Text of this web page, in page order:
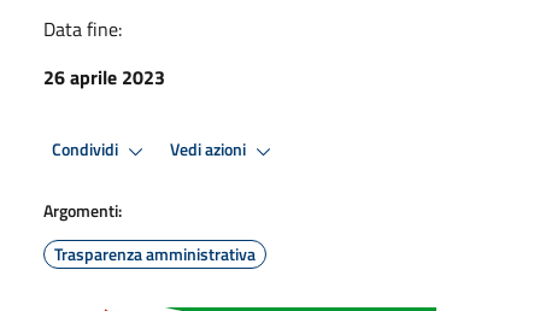
Data fine:
26 aprile 2023
Condividi Vedi azioni
Argomenti:
Trasparenza amministrativa